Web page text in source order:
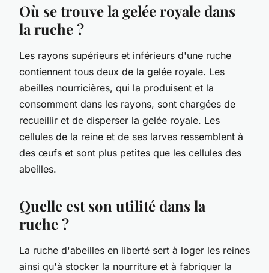
Où se trouve la gelée royale dans
la ruche ?
Les rayons supérieurs et inférieurs d'une ruche
contiennent tous deux de la gelée royale. Les
abeilles nourricières, qui la produisent et la
consomment dans les rayons, sont chargées de
recueillir et de disperser la gelée royale. Les
cellules de la reine et de ses larves ressemblent à
des œufs et sont plus petites que les cellules des
abeilles.
Quelle est son utilité dans la
ruche ?
La ruche d'abeilles en liberté sert à loger les reines
ainsi qu'à stocker la nourriture et à fabriquer la